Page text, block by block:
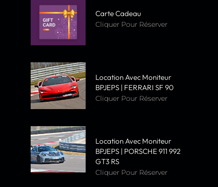
Carte Cadeau
Cliquer Pour Réserver
Location Avec Moniteur
BPJEPS | FERRARI SF 90
Cliquer Pour Réserver
Location Avec Moniteur
BPJEPS | PORSCHE 911 992
GT3 RS
Cliquer Pour Réserver